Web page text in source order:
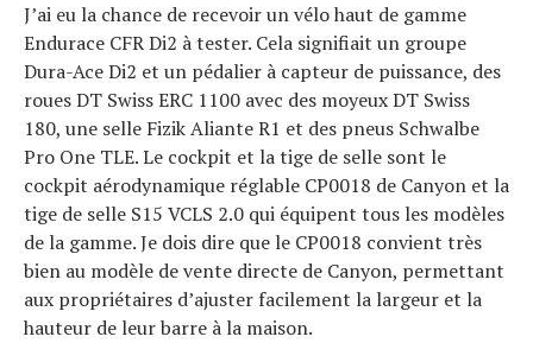
J’ai eu la chance de recevoir un vélo haut de gamme
Endurace CFR Di2 à tester. Cela signifiait un groupe
Dura-Ace Di2 et un pédalier à capteur de puissance, des
roues DT Swiss ERC 1100 avec des moyeux DT Swiss
180, une selle Fizik Aliante R1 et des pneus Schwalbe
Pro One TLE. Le cockpit et la tige de selle sont le
cockpit aérodynamique réglable CP0018 de Canyon et la
tige de selle S15 VCLS 2.0 qui équipent tous les modèles
de la gamme. Je dois dire que le CP0018 convient très
bien au modèle de vente directe de Canyon, permettant
aux propriétaires d’ajuster facilement la largeur et la
hauteur de leur barre à la maison.